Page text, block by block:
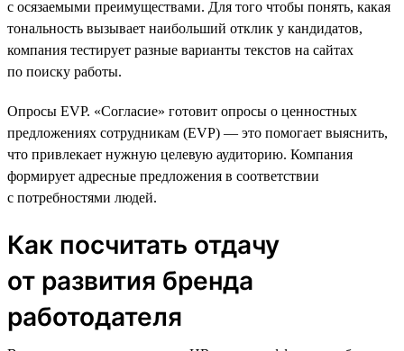
с осязаемыми преимуществами. Для того чтобы понять, какая
тональность вызывает наибольший отклик у кандидатов,
компания тестирует разные варианты текстов на сайтах
по поиску работы.
Опросы EVP. «Согласие» готовит опросы о ценностных
предложениях сотрудникам (EVP) — это помогает выяснить,
что привлекает нужную целевую аудиторию. Компания
формирует адресные предложения в соответствии
с потребностями людей.
Как посчитать отдачу
от развития бренда
работодателя